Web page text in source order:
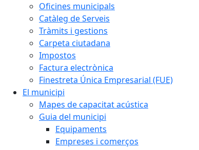
Oficines municipals
Catàleg de Serveis
Tràmits i gestions
Carpeta ciutadana
Impostos
Factura electrònica
Finestreta Única Empresarial (FUE)
El municipi
Mapes de capacitat acústica
Guia del municipi
Equipaments
Empreses i comerços